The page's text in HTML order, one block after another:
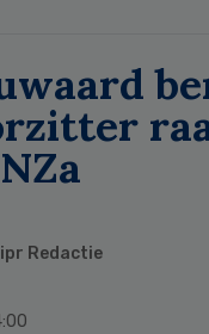
Redactie